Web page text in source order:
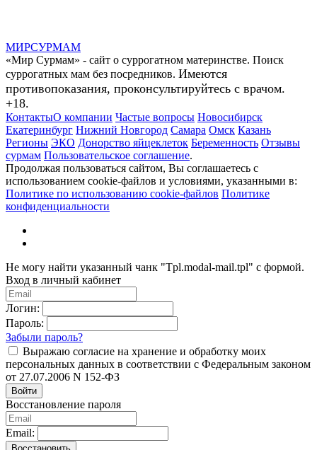
МИРСУРМАМ
«Мир Сурмам» - сайт о суррогатном материнстве. Поиск
суррогатных мам без посредников. Имеются
противопоказания, проконсультируйтесь с врачом.
+18.
КонтактыО компании Частые вопросы Новосибирск
Екатеринбург Нижний Новгород Самара Омск Казань
Регионы ЭКО Донорство яйцеклеток Беременность Отзывы
сурмам Пользовательское соглашение.
Продолжая пользоваться сайтом, Вы соглашаетесь с
использованием cookie-файлов и условиями, указанными в:
Политике по использованию cookie-файлов Политике
конфиденциальности
Не могу найти указанный чанк "Tpl.modal-mail.tpl" с формой.
Вход в личный кабинет
Логин:
Пароль:
Забыли пароль?
Выражаю согласие на хранение и обработку моих
персональных данных в соответствии с Федеральным законом
от 27.07.2006 N 152-ФЗ
Войти
Восстановление пароля
Email: